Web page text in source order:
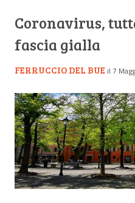
Coronavirus,
fascia gialla
FERRUCCIO DEL BUE il 7